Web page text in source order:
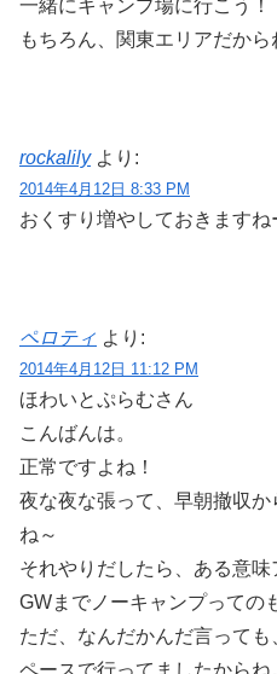
一緒にキャンプ場に行こう！
もちろん、関東エリアだから
rockalily より:
2014年4月12日 8:33 PM
おくすり増やしておきますね
ペロティ より:
2014年4月12日 11:12 PM
ほわいとぷらむさん
こんばんは。
正常ですよね！
夜な夜な張って、早朝撤収
ね～
それやりだしたら、ある意味
GWまでノーキャンプっての
ただ、なんだかんだ言って
ペースで行ってましたからね